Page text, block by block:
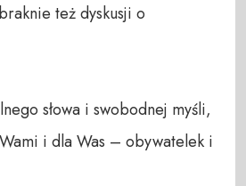
też dyskusji o
słowa i swobodnej myśli,
i dla Was – obywatelek i